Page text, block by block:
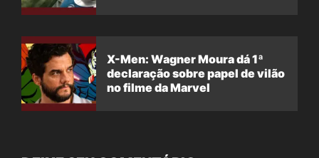
X-Men: Wagner Moura dá 1ª
declaração sobre papel de vilão
no filme da Marvel